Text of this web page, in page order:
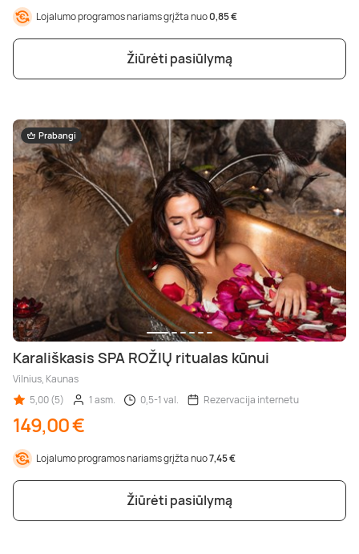
Lojalumo programos nariams grįžta nuo0,85 €
Žiūrėti pasiūlymą
Prabangi
Karališkasis SPA ROŽIŲ ritualas kūnui
Vilnius, Kaunas
5,00 (5)
1 asm. 0,5-1 val. Rezervacija internetu
149,00 €
Lojalumo programos nariams grįžta nuo7,45 €
Žiūrėti pasiūlymą